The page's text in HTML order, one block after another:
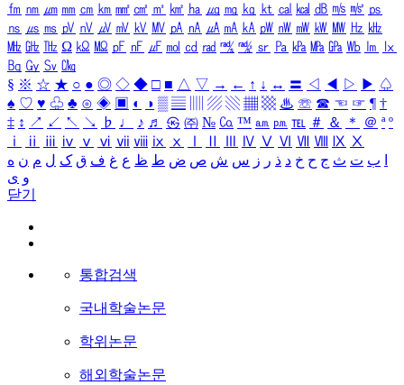
㎙ ㎚ ㎛ ㎜ ㎝ ㎞ ㎟ ㎠ ㎡ ㎢ ㏊ ㎍ ㎎ ㎏ ㏏ ㎈ ㎉ ㏈ ㎧ ㎨ ㎰
㎱ ㎲ ㎳ ㎴ ㎵ ㎶ ㎷ ㎸ ㎹ ㎀ ㎁ ㎂ ㎃ ㎄ ㎺ ㎻ ㎽ ㎾ ㎿ ㎐ ㎑
㎒ ㎓ ㎔ Ω ㏀ ㏁ ㎊ ㎋ ㎌ ㏖ ㏅ ㎭ ㎮ ㎯ ㏛ ㎩ ㎪ ㎫ ㎬ ㏝ ㏐
㏓
㏃ ㏉ ㏜ ㏆
§ ※ ☆ ★ ○ ● ◎ ◇ ◆ □ ■ △ ▽ → ← ↑ ↓ ↔ 〓 ◁ ◀ ▷ ▶ ♤
♠ ♡ ♥ ♧ ♣ ⊙ ◈ ▣ ◐ ◑ ▒ ▤ ▨ ▧ ▦ ▩ ♨ ☏ ☎ ☜ ☞ ¶ †
‡ ↕ ↗ ↙ ↖ ↘ ♭ ♩ ♪ ♬ ㉿ ㈜ № ㏇ ™ ㏂ ㏘ ℡ ＃ ＆ ＊ ＠ ª º
ⅰ
ⅱ ⅲ ⅳ ⅴ ⅵ ⅶ ⅷ ⅸ ⅹ Ⅳ Ⅴ Ⅵ Ⅶ Ⅷ Ⅸ Ⅹ
ب ت ث ج ح خ د ذ ر ز س ش ص ض ط ظ ع غ ف ق ک ل م ن ه
و ی
닫기
통합검색
국내학술논문
학위논문
해외학술논문